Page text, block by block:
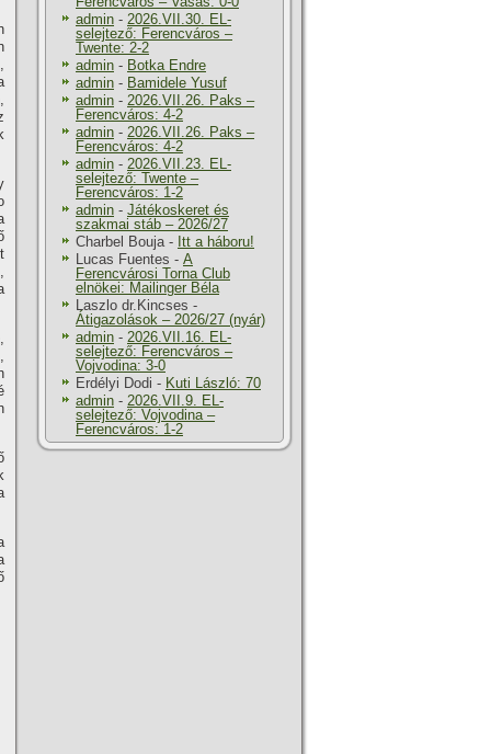
admin - 2026.VII.30. EL-
selejtező: Ferencváros –
Twente: 2-2
admin - Botka Endre
admin - Bamidele Yusuf
admin - 2026.VII.26. Paks –
Ferencváros: 4-2
admin - 2026.VII.26. Paks –
Ferencváros: 4-2
admin - 2026.VII.23. EL-
selejtező: Twente –
Ferencváros: 1-2
admin - Játékoskeret és
szakmai stáb – 2026/27
Charbel Bouja- Itt a háboru!
Lucas Fuentes - A
Ferencvárosi Torna Club
elnökei: Mailinger Béla
Laszlo dr.Kincses -
Átigazolások – 2026/27 (nyár)
admin - 2026.VII.16. EL-
selejtező: Ferencváros –
Vojvodina: 3-0
Erdélyi Dodi - Kuti László: 70
admin - 2026.VII.9. EL-
selejtező: Vojvodina –
Ferencváros: 1-2